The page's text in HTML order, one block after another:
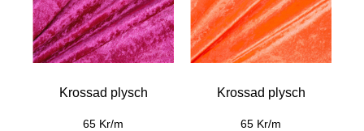
Krossad plysch
65 Kr/m
Krossad plysch
65 Kr/m